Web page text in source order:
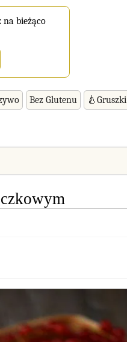
na bieżąco
Bez Glutenu 🍐Gruszki